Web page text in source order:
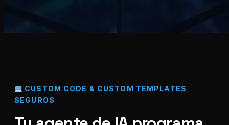
CUSTOM CODE & CUSTOM TEMPLATES
SEGUROS